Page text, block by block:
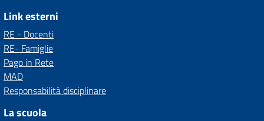
Link esterni
RE - Docenti
RE- Famiglie
Pago in Rete
MAD
Responsabilità disciplinare
La scuola